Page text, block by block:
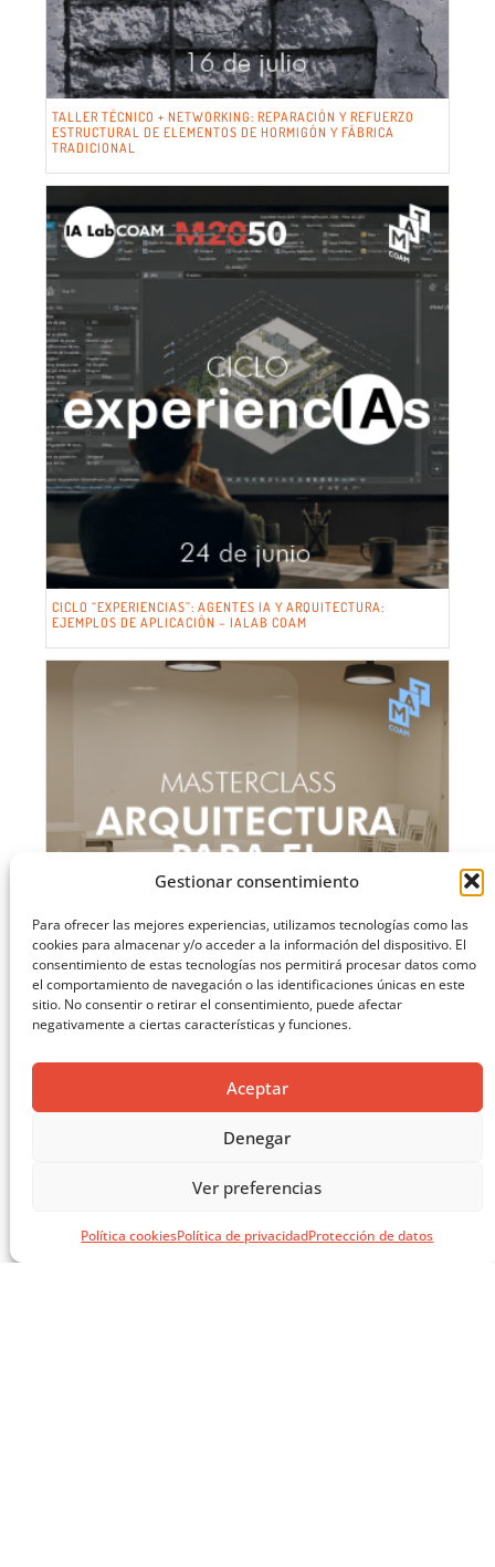
Gestionar consentimiento
Para ofrecer las mejores experiencias, utilizamos tecnologías como las
cookies para almacenar y/o acceder a la información del dispositivo. El
consentimiento de estas tecnologías nos permitirá procesar datos como
el comportamiento de navegación o las identificaciones únicas en este
sitio. No consentir o retirar el consentimiento, puede afectar
negativamente a ciertas características y funciones.
Aceptar
Denegar
Ver preferencias
Política cookiesPolítica de privacidadProtección de datos
TALLER TÉCNICO + NETWORKING: REPARACIÓN Y REFUERZO
ESTRUCTURAL DE ELEMENTOS DE HORMIGÓN Y FÁBRICA
TRADICIONAL
CICLO “EXPERIENCIAS”: AGENTES IA Y ARQUITECTURA:
EJEMPLOS DE APLICACIÓN – IALAB COAM
MASTERCLASS: ARQUITECTURA PARA EL APRENDIZAJE
CARGAR MÁS ...